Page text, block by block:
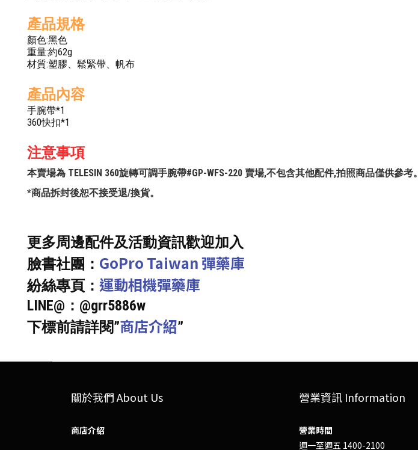
產品規格
顏色:黑色
重量:約62g
材質:塑膠、鬆緊帶、帆布
產品內容
手腕帶*1
360快扣*1
注意事項
本賣場為 TELESIN 360旋轉可調手腕帶#GP-WFS-220 賣場,不包含其他配件,拍照商品僅供參考。
*商品拆封後恕不接受退/換貨。
更多周邊配件及活動資訊歡迎加入
臉書社團： GoPro Taiwan 彈藥庫
紛絲專頁： 運動相機彈藥庫
LINE@：@grr5886w
下標前請詳閱”商店介紹”
關於我們 About Us
商店介紹
營業資訊 Information
營業時間
週一至週五 1400-2100